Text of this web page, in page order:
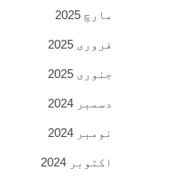
مارچ 2025
فروری 2025
جنوری 2025
دسمبر 2024
نومبر 2024
اکتوبر 2024